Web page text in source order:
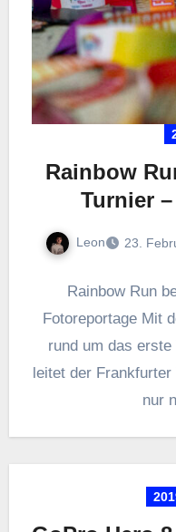
Rainbow
Turnier
Leon 23.
Rainbow Run
Fotoreportage Mit
rund um das
leitet der
nur